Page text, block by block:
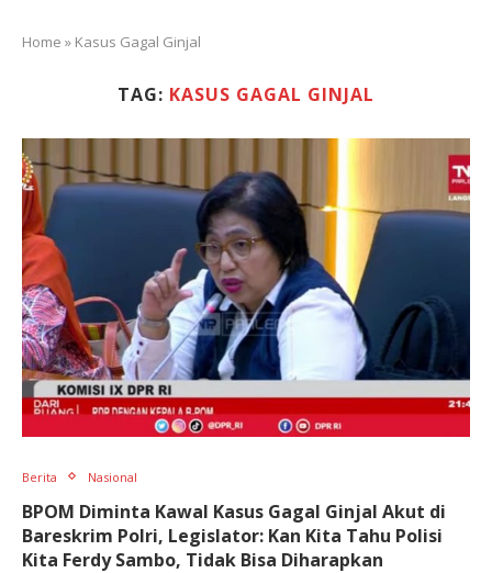
Home » Kasus Gagal Ginjal
TAG: KASUS GAGAL GINJAL
Berita Nasional
BPOM Diminta Kawal Kasus Gagal Ginjal Akut di
Bareskrim Polri, Legislator: Kan Kita Tahu Polisi
Kita Ferdy Sambo, Tidak Bisa Diharapkan